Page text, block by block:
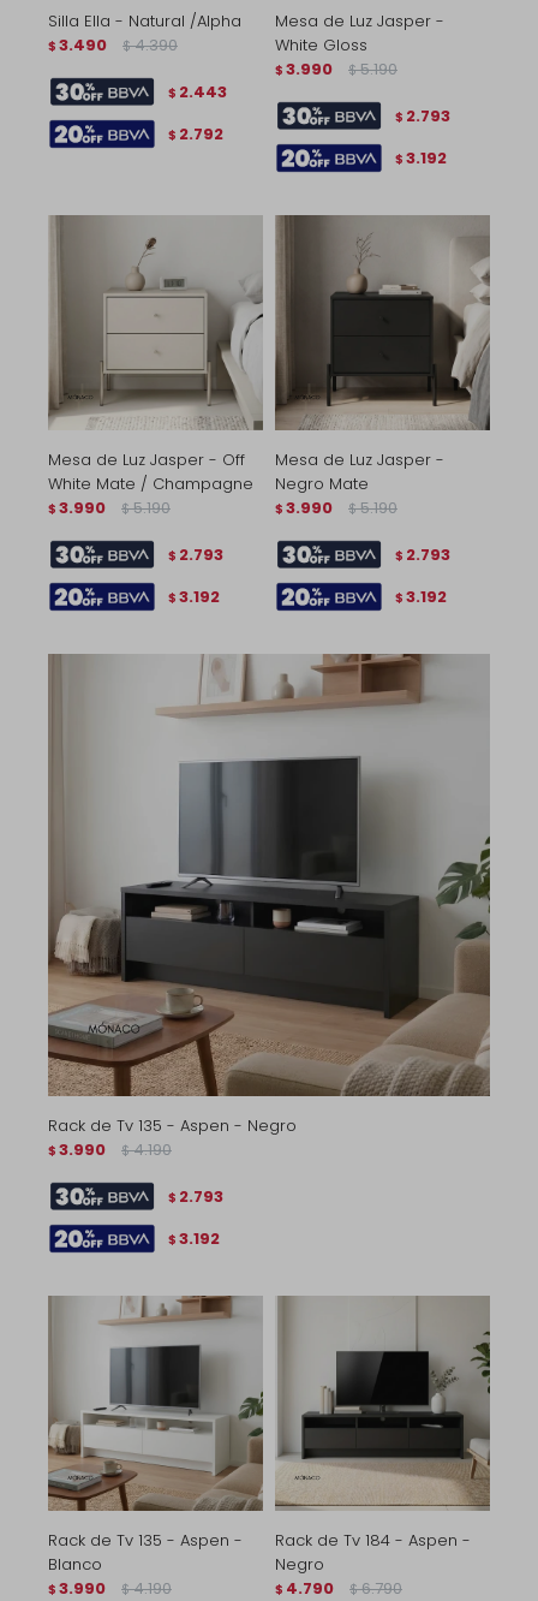
Silla Ella - Natural /Alpha
$ 3.490 $ 4.390
$ 2.443
$ 2.792
Mesa de Luz Jasper -
White Gloss
$ 3.990 $ 5.190
$ 2.793
$ 3.192
Mesa de Luz Jasper - Off
White Mate / Champagne
$ 3.990 $ 5.190
$ 2.793
$ 3.192
Mesa de Luz Jasper -
Negro Mate
$ 3.990 $ 5.190
$ 2.793
$ 3.192
Rack de Tv 135 - Aspen - Negro
$ 3.990 $ 4.190
$ 2.793
$ 3.192
Rack de Tv 135 - Aspen -
Blanco
$ 3.990 $ 4.190
Rack de Tv 184 - Aspen -
Negro
$ 4.790 $ 6.790